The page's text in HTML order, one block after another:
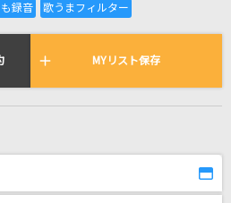
国りれき
歌われている曲の一覧
MYリスト保存